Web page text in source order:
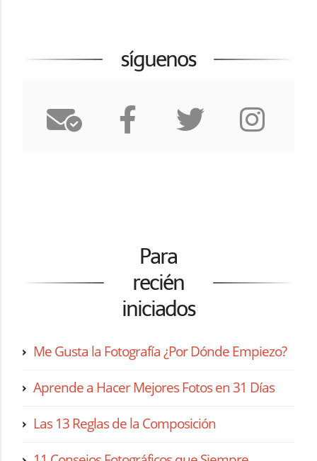
síguenos
Para
recién
iniciados
Me Gusta la Fotografía ¿Por Dónde Empiezo?
Aprende a Hacer Mejores Fotos en 31 Días
Las 13 Reglas de la Composición